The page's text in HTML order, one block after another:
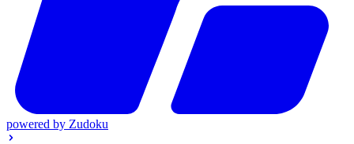
powered by Zudoku